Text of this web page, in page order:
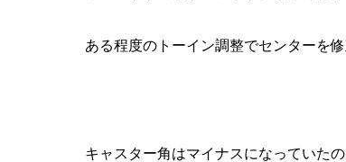
ある程度のトーイン調整でセンターを修
キャスター角はマイナスになっていた